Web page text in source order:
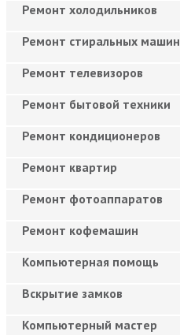
Ремонт холодильников
Ремонт стиральных машин
Ремонт телевизоров
Ремонт бытовой техники
Ремонт кондиционеров
Ремонт квартир
Ремонт фотоаппаратов
Ремонт кофемашин
Компьютерная помощь
Вскрытие замков
Компьютерный мастер